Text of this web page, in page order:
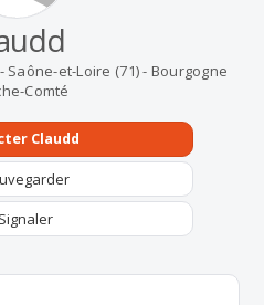
et-Loire (71) - Bourgogne
Comté
Claudd
Signaler